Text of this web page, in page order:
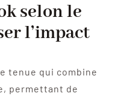
selon le
l’impact
tenue qui combine
permettant de